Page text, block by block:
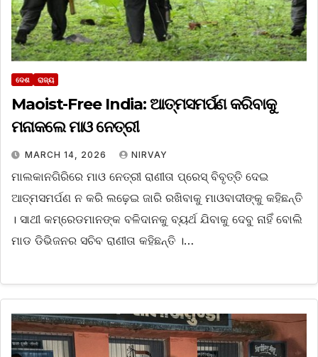
ଦେଶ ରାଜ୍ୟ
Maoist-Free India: ଆତ୍ମସମର୍ପଣ କରିବାକୁ
ମନାକଲେ ମାଓ ନେତ୍ରୀ
MARCH 14, 2026 NIRVAY
ମାଲକାନଗିରିରେ ମାଓ ନେତ୍ରୀ ରାଣୀତା ପ୍ରେସ୍‌ ବିବୃତ୍ତି ଦେଇ
ଆତ୍ମସମର୍ପଣ ନ କରି ଲଢ଼େଇ ଜାରି ରଖିବାକୁ ମାଓବାଦୀଙ୍କୁ କହିଛନ୍ତି
। ସାଥୀ କମ୍ରେଡମାନଙ୍କ ବଳିଦାନକୁ ବ୍ୟର୍ଥ ଯିବାକୁ ଦେବୁ ନାହିଁ ବୋଲି
ମାଡ ଡିଭିଜନର ସଚିବ ରାଣୀତା କହିଛନ୍ତି ।…